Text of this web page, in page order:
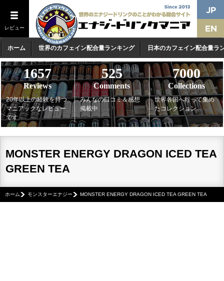
レビュー
ホーム 世界のカフェイン配合量ランキング 日本のカフェイン配合量ラ
1657
Reviews
20年以上の経験を持つ
マニアックなレビュー
です
525
Comments
みんなの口コミ＆感想
掲載中
7000
Collections
世界各国へ行って集め
たコレクション
MONSTER ENERGY DRAGON ICED TEA
GREEN TEA
ホーム モンスターエナジー MONSTER ENERGY DRAGON ICED TEA GREEN TEA